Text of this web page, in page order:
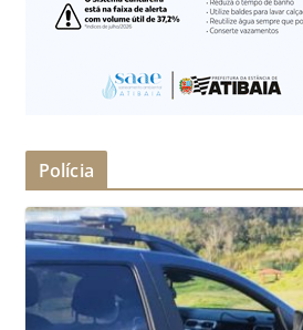
Polícia